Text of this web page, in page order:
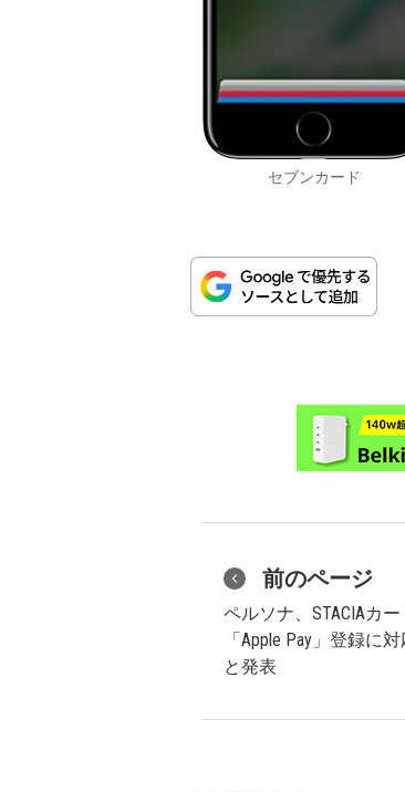
セブンカード
前のページ
ペルソナ、STACIAカ
「Apple Pay」登録に
と発表